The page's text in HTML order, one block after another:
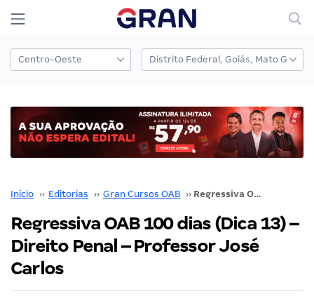
Início ›› Editorias ›› Gran Cursos OAB ›› Regressiva OAB 100 dias (Dica 13) – Direito Penal – Professor José Carlos
Regressiva OAB 100 dias (Dica 13) –
Direito Penal – Professor José
Carlos